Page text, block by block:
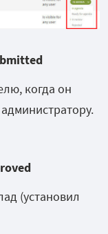
когда он
(установил